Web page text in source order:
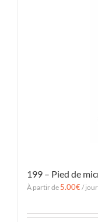
199 – Pied de
À partir de 5.00€/ jour